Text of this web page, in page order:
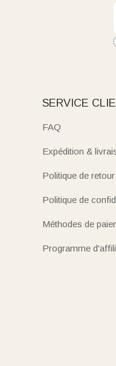
SERVICE
FAQ
Expédition &
Politique de retour
Politique de
Méthodes de
Programme